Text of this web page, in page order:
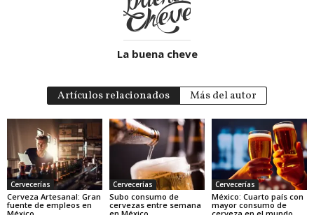
La buena cheve
Artículos relacionados Más del autor
Cervecerías
Cerveza Artesanal: Gran
fuente de empleos en
Cervecerías
Subo consumo de
cervezas entre semana
Cervecerías
México: Cuarto país con
mayor consumo de